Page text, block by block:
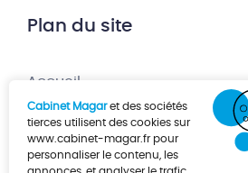
Plan du site
Accueil
Création d’entreprise
Développement d’entreprise
Cabinet Magaret des sociétés
tierces utilisent des cookies sur
www.cabinet-magar.frpour
personnaliser le contenu, les